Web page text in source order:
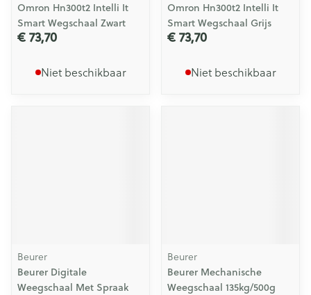
Omron Hn300t2 Intelli It
Smart Wegschaal Zwart
€ 73,70
Niet beschikbaar
Omron Hn300t2 Intelli It
Smart Wegschaal Grijs
€ 73,70
Niet beschikbaar
Beurer
Beurer Digitale
Weegschaal Met Spraak
Beurer
Beurer Mechanische
Weegschaal 135kg/500g